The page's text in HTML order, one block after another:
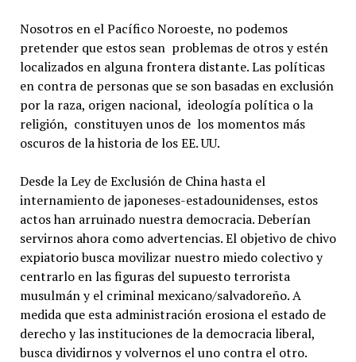
Nosotros en el Pacífico Noroeste, no podemos
pretender que estos sean problemas de otros y estén
localizados en alguna frontera distante. Las políticas
en contra de personas que se son basadas en exclusión
por la raza, origen nacional, ideología política o la
religión, constituyen unos de los momentos más
oscuros de la historia de los EE. UU.
Desde la Ley de Exclusión de China hasta el
internamiento de japoneses-estadounidenses, estos
actos han arruinado nuestra democracia. Deberían
servirnos ahora como advertencias. El objetivo de chivo
expiatorio busca movilizar nuestro miedo colectivo y
centrarlo en las figuras del supuesto terrorista
musulmán y el criminal mexicano/salvadoreño. A
medida que esta administración erosiona el estado de
derecho y las instituciones de la democracia liberal,
busca dividirnos y volvernos el uno contra el otro.